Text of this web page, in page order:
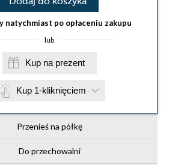
natychmiast po opłaceniu zakupu
lub
Kup na prezent
Kup 1-kliknięciem
Przenieś na półkę
Do przechowalni